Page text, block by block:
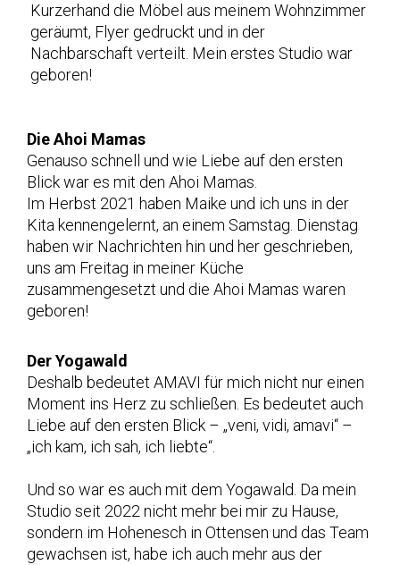
Kurzerhand die Möbel aus meinem Wohnzimmer
geräumt, Flyer gedruckt und in der
Nachbarschaft verteilt. Mein erstes Studio war
geboren!
Die Ahoi Mamas
Genauso schnell und wie Liebe auf den ersten
Blick war es mit den Ahoi Mamas.
Im Herbst 2021 haben Maike und ich uns in der
Kita kennengelernt, an einem Samstag. Dienstag
haben wir Nachrichten hin und her geschrieben,
uns am Freitag in meiner Küche
zusammengesetzt und die Ahoi Mamas waren
geboren!
Der Yogawald
Deshalb bedeutet AMAVI für mich nicht nur einen
Moment ins Herz zu schließen. Es bedeutet auch
Liebe auf den ersten Blick – „veni, vidi, amavi“ –
„ich kam, ich sah, ich liebte“.
Und so war es auch mit dem Yogawald. Da mein
Studio seit 2022 nicht mehr bei mir zu Hause,
sondern im Hohenesch in Ottensen und das Team
gewachsen ist, habe ich auch mehr aus der